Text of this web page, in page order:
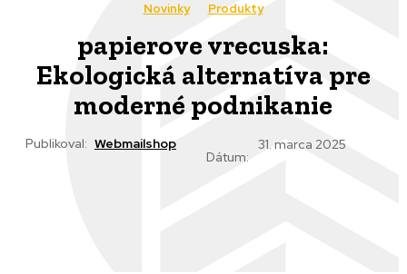
Novinky Produkty
papierove vrecuska:
Ekologická alternatíva pre
moderné podnikanie
Publikoval: Webmailshop
Dátum:
31. marca 2025